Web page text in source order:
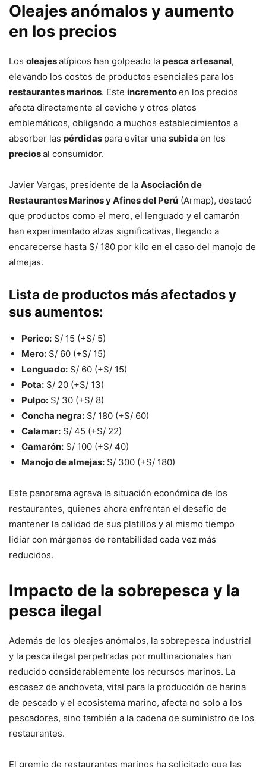
Oleajes anómalos y aumento
en los precios
Los oleajesatípicos han golpeado la pesca artesanal,
elevando los costos de productos esenciales para los
restaurantes marinos. Este incrementoen los precios
afecta directamente al ceviche y otros platos
emblemáticos, obligando a muchos establecimientos a
absorber las pérdidas para evitar una subida en los
preciosal consumidor.
Javier Vargas, presidente de la Asociación de
Restaurantes Marinos y Afines del Perú (Armap), destacó
que productos como el mero, el lenguado y el camarón
han experimentado alzas significativas, llegando a
encarecerse hasta S/ 180 por kilo en el caso del manojo de
almejas.
Lista de productos más afectados y
sus aumentos:
Perico: S/ 15 (+S/ 5)
Mero: S/ 60 (+S/ 15)
Lenguado: S/ 60 (+S/ 15)
Pota: S/ 20 (+S/ 13)
Pulpo: S/ 30 (+S/ 8)
Concha negra: S/ 180 (+S/ 60)
Calamar: S/ 45 (+S/ 22)
Camarón: S/ 100 (+S/ 40)
Manojo de almejas: S/ 300 (+S/ 180)
Este panorama agrava la situación económica de los
restaurantes, quienes ahora enfrentan el desafío de
mantener la calidad de sus platillos y al mismo tiempo
lidiar con márgenes de rentabilidad cada vez más
reducidos.
Impacto de la sobrepesca y la
pesca ilegal
Además de los oleajes anómalos, la sobrepesca industrial
y la pesca ilegal perpetradas por multinacionales han
reducido considerablemente los recursos marinos. La
escasez de anchoveta, vital para la producción de harina
de pescado y el ecosistema marino, afecta no solo a los
pescadores, sino también a la cadena de suministro de los
restaurantes.
El gremio de restaurantes marinos ha solicitado que las